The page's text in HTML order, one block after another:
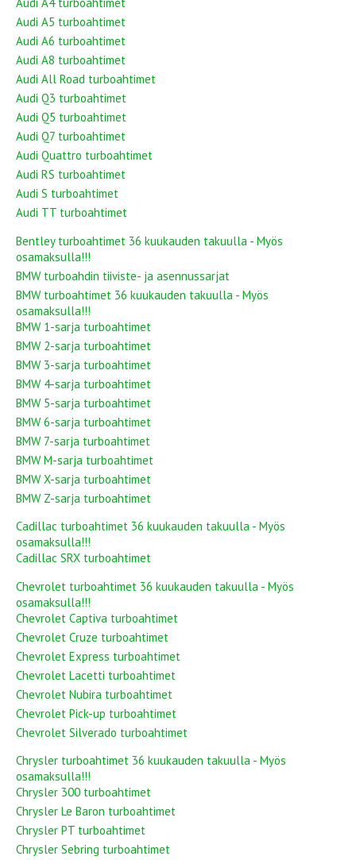
Audi A5 turboahtimet
Audi A6 turboahtimet
Audi A8 turboahtimet
Audi All Road turboahtimet
Audi Q3 turboahtimet
Audi Q5 turboahtimet
Audi Q7 turboahtimet
Audi Quattro turboahtimet
Audi RS turboahtimet
Audi S turboahtimet
Audi TT turboahtimet
Bentley turboahtimet 36 kuukauden takuulla - Myös
osamaksulla!!!
BMW turboahdin tiiviste- ja asennussarjat
BMW turboahtimet 36 kuukauden takuulla - Myös
osamaksulla!!!
BMW 1-sarja turboahtimet
BMW 2-sarja turboahtimet
BMW 3-sarja turboahtimet
BMW 4-sarja turboahtimet
BMW 5-sarja turboahtimet
BMW 6-sarja turboahtimet
BMW 7-sarja turboahtimet
BMW M-sarja turboahtimet
BMW X-sarja turboahtimet
BMW Z-sarja turboahtimet
Cadillac turboahtimet 36 kuukauden takuulla - Myös
osamaksulla!!!
Cadillac SRX turboahtimet
Chevrolet turboahtimet 36 kuukauden takuulla - Myös
osamaksulla!!!
Chevrolet Captiva turboahtimet
Chevrolet Cruze turboahtimet
Chevrolet Express turboahtimet
Chevrolet Lacetti turboahtimet
Chevrolet Nubira turboahtimet
Chevrolet Pick-up turboahtimet
Chevrolet Silverado turboahtimet
Chrysler turboahtimet 36 kuukauden takuulla - Myös
osamaksulla!!!
Chrysler 300 turboahtimet
Chrysler Le Baron turboahtimet
Chrysler PT turboahtimet
Chrysler Sebring turboahtimet